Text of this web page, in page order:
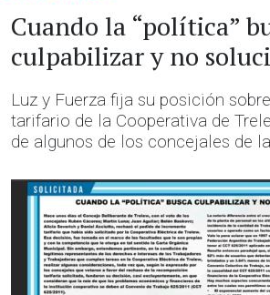
Cuando la “política”
culpabilizar y no
Luz y Fuerza fija su posición
tarifario de la Cooperativa de
de algunos de los concejales de